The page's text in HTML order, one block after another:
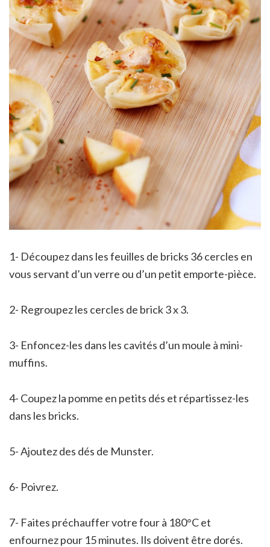
1- Découpez dans les feuilles de bricks 36 cercles en
vous servant d’un verre ou d’un petit emporte-pièce.
2- Regroupez les cercles de brick 3 x 3.
3- Enfoncez-les dans les cavités d’un moule à mini-
muffins.
4- Coupez la pomme en petits dés et répartissez-les
dans les bricks.
5- Ajoutez des dés de Munster.
6- Poivrez.
7- Faites préchauffer votre four à 180°C et
enfournez pour 15 minutes. Ils doivent être dorés.